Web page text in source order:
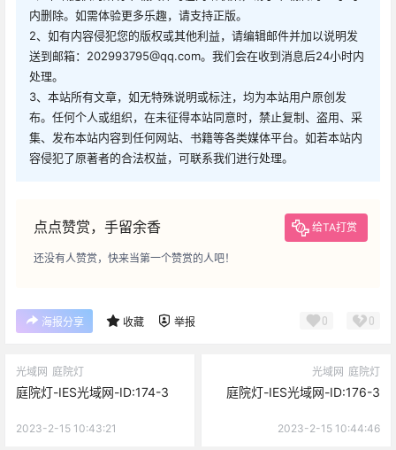
内删除。如需体验更多乐趣，请支持正版。
2、如有内容侵犯您的版权或其他利益，请编辑邮件并加以说明发
送到邮箱：202993795@qq.com。我们会在收到消息后24小时内
处理。
3、本站所有文章，如无特殊说明或标注，均为本站用户原创发
布。任何个人或组织，在未征得本站同意时，禁止复制、盗用、采
集、发布本站内容到任何网站、书籍等各类媒体平台。如若本站内
容侵犯了原著者的合法权益，可联系我们进行处理。
点点赞赏，手留余香 给TA打赏
还没有人赞赏，快来当第一个赞赏的人吧！
海报分享 收藏 举报 0 0
光域网 庭院灯
庭院灯-IES光域网-ID:174-3
2023-2-15 10:43:21
光域网 庭院灯
庭院灯-IES光域网-ID:176-3
2023-2-15 10:44:46